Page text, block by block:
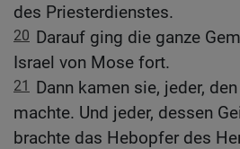
des Priesterdienstes.
20 Darauf ging die ganze
Israel von Mose fort.
21 Dann kamen sie, jeder,
machte. Und jeder, dessen
brachte das Hebopfer des